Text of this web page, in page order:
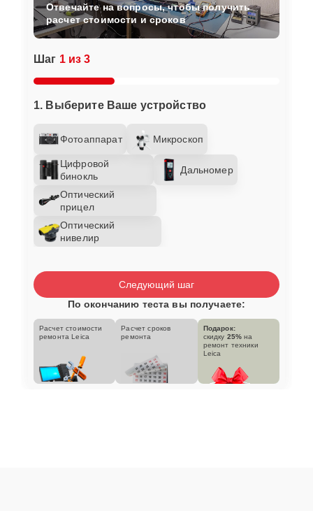
Шаг 1 из 3
1. Выберите Ваше устройство
Фотоаппарат Микроскоп
Цифровой
бинокль
Дальномер
Оптический
прицел
Оптический
нивелир
Отвечайте на вопросы, чтобы получить
расчет стоимости и сроков
Следующий шаг
По окончанию теста вы получаете:
Расчет стоимости
ремонта Leica
Расчет сроков
ремонта
Подарок:
скидку 25% на
ремонт техники
Leica